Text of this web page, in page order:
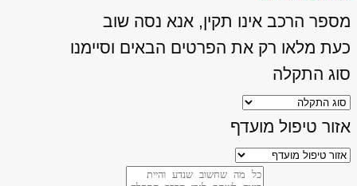
מספר הרכב אינו תקין, אנא נסה שוב
כעת מלאו רק את הפרטים הבאים וסיימנו
סוג התקלה
אזור טיפול מועדף